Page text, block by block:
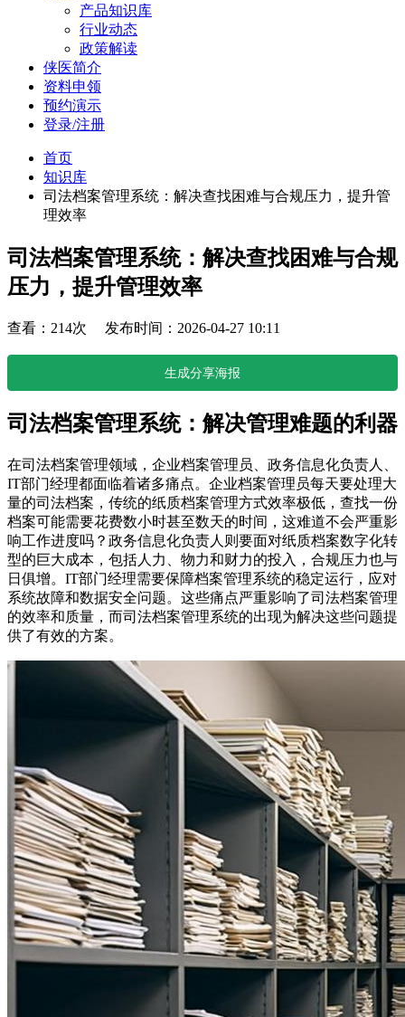
产品知识库
行业动态
政策解读
侠医简介
资料申领
预约演示
登录/注册
首页
知识库
司法档案管理系统：解决查找困难与合规压力，提升管
理效率
司法档案管理系统：解决查找困难与合规
压力，提升管理效率
查看：214次 发布时间：2026-04-27 10:11
生成分享海报
司法档案管理系统：解决管理难题的利器
在司法档案管理领域，企业档案管理员、政务信息化负责人、
IT部门经理都面临着诸多痛点。企业档案管理员每天要处理大
量的司法档案，传统的纸质档案管理方式效率极低，查找一份
档案可能需要花费数小时甚至数天的时间，这难道不会严重影
响工作进度吗？政务信息化负责人则要面对纸质档案数字化转
型的巨大成本，包括人力、物力和财力的投入，合规压力也与
日俱增。IT部门经理需要保障档案管理系统的稳定运行，应对
系统故障和数据安全问题。这些痛点严重影响了司法档案管理
的效率和质量，而司法档案管理系统的出现为解决这些问题提
供了有效的方案。